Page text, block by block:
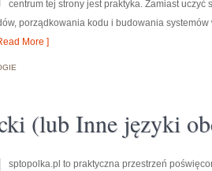
centrum tej strony jest praktyka. Zamiast
porządkowania kodu i budowania
More ]
(lub Inne języki
sptopolka.pl to praktyczna przestrzeń